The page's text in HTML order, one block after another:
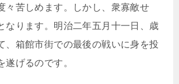
々苦しめます。しかし、衆寡敵せ
なります。明治二年五月十一日、歳
、箱館市街での最後の戦いに身を投
遂げるのです。